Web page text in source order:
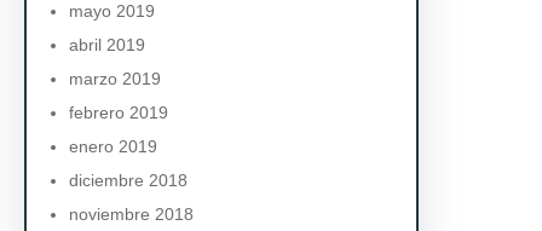
mayo 2019
abril 2019
marzo 2019
febrero 2019
enero 2019
diciembre 2018
noviembre 2018